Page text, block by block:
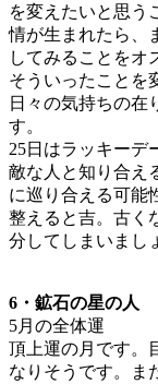
を変えたいと思う
情が生まれたら、
してみることをオ
そういったことを
日々の気持ちの在
す。
25日はラッキーデ
敵な人と知り合え
に巡り合える可能
整えると吉。古く
分してしまいまし
6・鉱石の星の人
5月の全体運
頂上運の月です。
なりそうです。ま